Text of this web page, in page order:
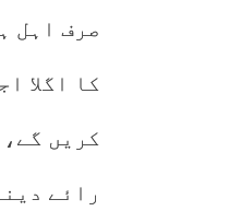
صرف اہل
رائے